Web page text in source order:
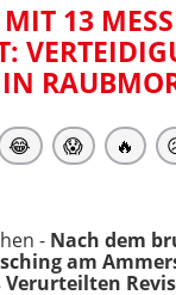
13
😂 😱 🔥
- Nach dem
am
Verurteilten